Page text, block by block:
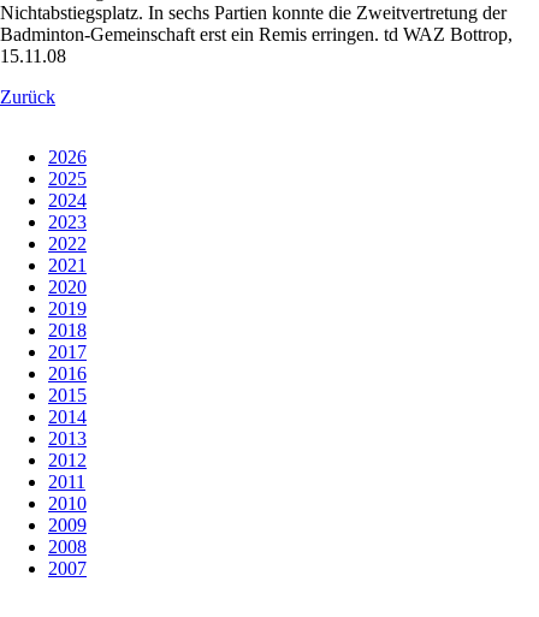
Nichtabstiegsplatz. In sechs Partien konnte die Zweitvertretung der
Badminton-Gemeinschaft erst ein Remis erringen. td WAZ Bottrop,
15.11.08
Zurück
2026
2025
2024
2023
2022
2021
2020
2019
2018
2017
2016
2015
2014
2013
2012
2011
2010
2009
2008
2007